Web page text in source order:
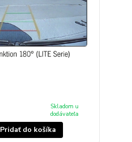
Skladom u
dodávateľa
Pridať do košíka